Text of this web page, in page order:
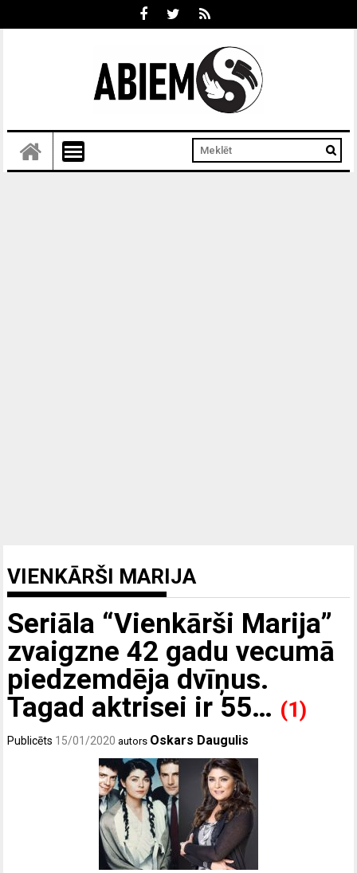
VIENKĀRŠI MARIJA
Seriāla “Vienkārši Marija”
zvaigzne 42 gadu vecumā
piedzemdēja dvīņus.
Tagad aktrisei ir 55… (1)
Publicēts 15/01/2020 autors Oskars Daugulis